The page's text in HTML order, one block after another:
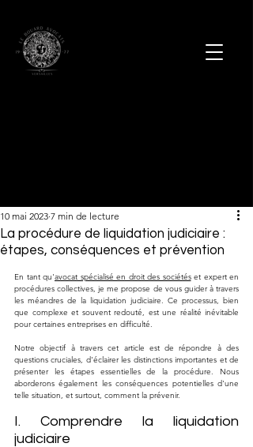
La procédure de liquidation judiciaire :
étapes, conséquences et prévention
10 mai 2023 7 min de lecture
En tant qu'avocat spécialisé en droit des sociétés et expert en
procédures collectives, je me propose de vous guider à travers
les méandres de la liquidation judiciaire. Ce processus, bien
que complexe et souvent redouté, est une réalité inévitable
pour certaines entreprises en difficulté.
Notre objectif à travers cet article est de répondre à des
questions cruciales, d'éclairer les distinctions importantes et de
présenter les étapes essentielles de la procédure. Nous
aborderons également les conséquences potentielles d'une
telle situation, et surtout, comment la prévenir.
I. Comprendre la liquidation
judiciaire